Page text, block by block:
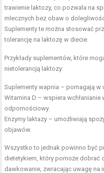
trawienie laktozy, co pozwala na
mlecznych bez obaw o
Suplementy te można stosować
tolerancję na laktozę w diecie.
Przykłady suplementów, które
nietolerancją laktozy:
Suplementy wapnia – pomagają w
Witamina D – wspiera wchłanianie
odpornościowy.
Enzymy laktazy – umożliwiają
objawów.
Wszystko to jednak powinno być
dietetykiem, który pomoże dobrać
dawkowanie, zwracając uwagę na